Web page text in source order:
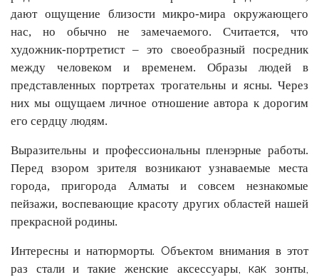
дают ощущение близости микро-мира окружающего
нас, но обычно не замечаемого.Считается, что
художник-портретист – это своеобразный посредник
между человеком и временем. Образы людей в
представленных портретах трогательны и ясны. Через
них мы ощущаем личное отношение автора к дорогим
его сердцу людям.
Выразительны и профессиональны пленэрные работы.
Перед взором зрителя возникают узнаваемые места
города, пригорода Алматы и совсем незнакомые
пейзажи, воспевающие красоту других областей нашей
прекрасной родины.
Интересны и натюрморты. Объектом внимания в этот
раз стали и такие женские аксессуары, какзонты,